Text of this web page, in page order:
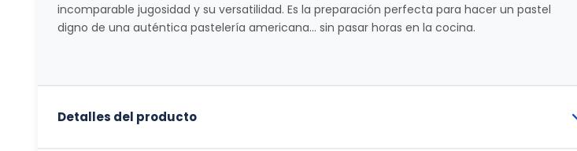
incomparable jugosidad y su versatilidad. Es la preparación perfecta para hacer un pastel
digno de una auténtica pastelería americana… sin pasar horas en la cocina.
Detalles del producto